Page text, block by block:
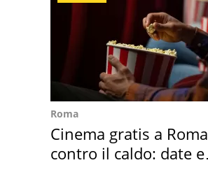
Roma
Cinema gratis a Roma
contro il caldo: date e